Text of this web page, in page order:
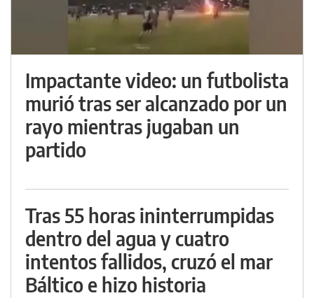
Impactante video: un futbolista
murió tras ser alcanzado por un
rayo mientras jugaban un
partido
Tras 55 horas ininterrumpidas
dentro del agua y cuatro
intentos fallidos, cruzó el mar
Báltico e hizo historia